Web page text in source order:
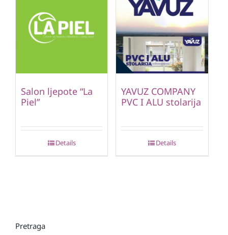
Salon ljepote “La
Piel”
Details
YAVUZ COMPANY
PVC I ALU stolarija
Details
Pretraga